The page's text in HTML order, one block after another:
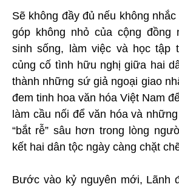
Sẽ không đầy đủ nếu không
góp không nhỏ của cộng đồng
sinh sống, làm việc và học tập
củng cố tình hữu nghị giữa hai
thành những sứ giả ngoại giao
đem tinh hoa văn hóa Việt Nam
làm cầu nối để văn hóa và
“bắt rễ” sâu hơn trong lòng
kết hai dân tộc ngày càng chặt
Bước vào kỷ nguyên mới, Lãnh